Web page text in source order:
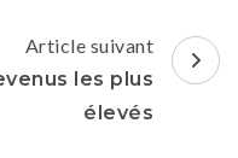
Article suivant
les plus
élevés